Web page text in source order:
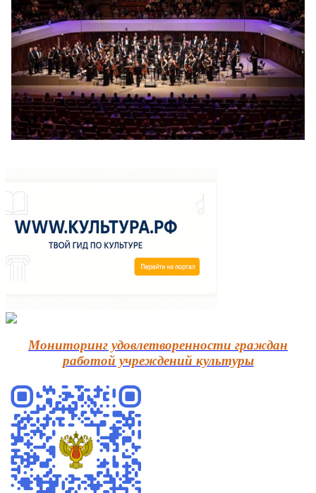
Мониторинг удовлетворенности граждан
работой учреждений культуры